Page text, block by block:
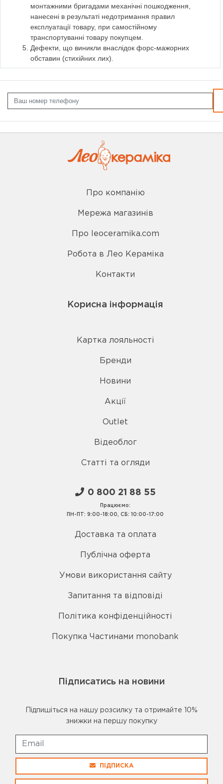
монтажними бригадами механічні пошкодження,
нанесені в результаті недотримання правил
експлуатації товару, при самостійному
транспортуванні товару покупцем.
Дефекти, що виникли внаслідок форс-мажорних
обставин (стихійних лих).
Про компанію
Мережа магазинів
Про leoceramika.com
Робота в Лео Кераміка
Контакти
Корисна інформація
Картка лояльності
Бренди
Новини
Акції
Outlet
Відеоблог
Статті та огляди
0 800 21 88 55
Працюємо:
ПН-ПТ: 9:00-18:00, СБ: 10:00-17:00
Доставка та оплата
Публічна оферта
Умови використання сайту
Запитання та відповіді
Політика конфіденційності
Покупка Частинами monobank
Підписатись на новини
Підпишіться на нашу розсилку та отримайте 10%
знижки на першу покупку
ПІДПИСКА